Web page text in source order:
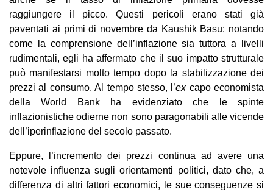
raggiungere il picco. Questi pericoli erano stati già
paventati ai primi di novembre da Kaushik Basu: notando
come la comprensione dell’inflazione sia tuttora a livelli
rudimentali, egli ha affermato che il suo impatto strutturale
può manifestarsi molto tempo dopo la stabilizzazione dei
prezzi al consumo. Al tempo stesso, l’excapo economista
della World Bank ha evidenziato che le spinte
inflazionistiche odierne non sono paragonabili alle vicende
dell’iperinflazione del secolo passato.
Eppure, l’incremento dei prezzi continua ad avere una
notevole influenza sugli orientamenti politici, dato che, a
differenza di altri fattori economici, le sue conseguenze si